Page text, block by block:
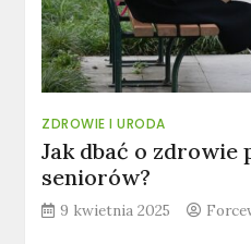
ZDROWIE I URODA
Jak dbać o zdrowie
seniorów?
9 kwietnia 2025